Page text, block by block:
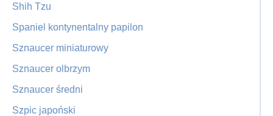
Shih Tzu
Spaniel kontynentalny papilon
Sznaucer miniaturowy
Sznaucer olbrzym
Sznaucer średni
Szpic japoński